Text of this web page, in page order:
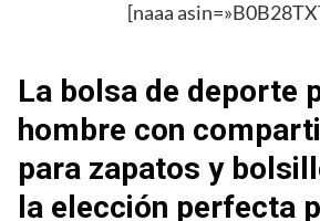
[naaa
La bolsa de deporte
hombre con
para zapatos y
la elección perfecta